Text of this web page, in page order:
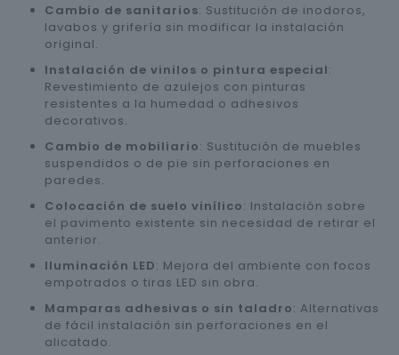
Cambio de sanitarios: Sustitución de inodoros,
lavabos y grifería sin modificar la instalación
original.
Instalación de vinilos o pintura especial:
Revestimiento de azulejos con pinturas
resistentes a la humedad o adhesivos
decorativos.
Cambio de mobiliario: Sustitución de muebles
suspendidos o de pie sin perforaciones en
paredes.
Colocación de suelo vinílico: Instalación sobre
el pavimento existente sin necesidad de retirar el
anterior.
Iluminación LED: Mejora del ambiente con focos
empotrados o tiras LED sin obra.
Mamparas adhesivas o sin taladro: Alternativas
de fácil instalación sin perforaciones en el
alicatado.